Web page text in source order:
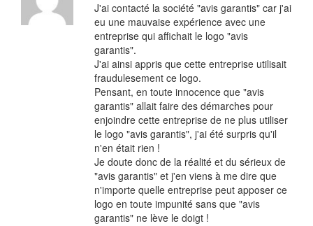
J'ai contacté la société "avis garantis" car j'ai
eu une mauvaise expérience avec une
entreprise qui affichait le logo "avis
garantis".
J'ai ainsi appris que cette entreprise utilisait
fraudulesement ce logo.
Pensant, en toute innocence que "avis
garantis" allait faire des démarches pour
enjoindre cette entreprise de ne plus utiliser
le logo "avis garantis", j'ai été surpris qu'il
n'en était rien !
Je doute donc de la réalité et du sérieux de
"avis garantis" et j'en viens à me dire que
n'importe quelle entreprise peut apposer ce
logo en toute impunité sans que "avis
garantis" ne lève le doigt !